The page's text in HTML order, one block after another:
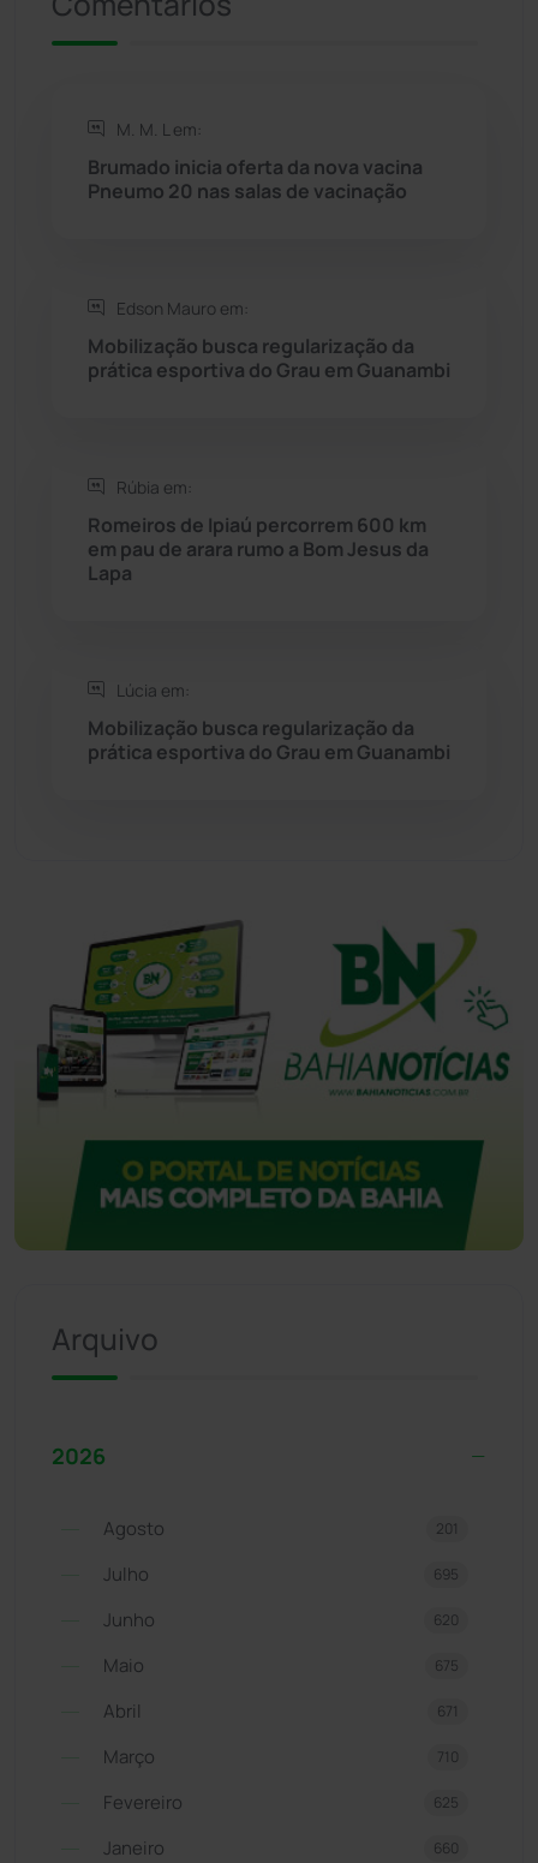
Riacho de Santana
Rio do Antônio
Rio do Pires
Seabra
Sudoeste Baiano (1530)
Tecnologia
M. M. L em:
Brumado inicia oferta da nova vacina
Pneumo 20 nas salas de vacinação
Edson Mauro em:
Mobilização busca regularização da
prática esportiva do Grau em Guanambi
Rúbia em:
Romeiros de Ipiaú percorrem 600 km
em pau de arara rumo a Bom Jesus da
Lapa
Lúcia em:
Mobilização busca regularização da
prática esportiva do Grau em Guanambi
Arquivo
2026
Agosto 201
Julho 695
Junho 620
Maio 675
Abril 671
Março 710
Fevereiro 625
Janeiro 660